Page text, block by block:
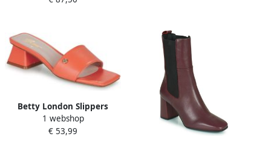
Betty London Slippers
PAULINE
1 webshop
€ 53,99